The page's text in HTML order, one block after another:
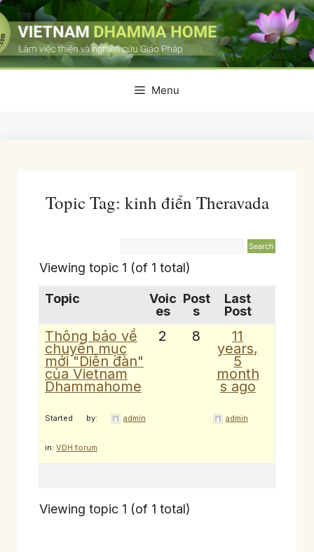
Skip
to
content
Menu
Topic Tag: kinh điển Theravada
Viewing topic 1 (of 1 total)
Topic
Voic
es
Post
s
Last
Post
Thông báo về
chuyên mục
mới "Diễn đàn"
của Vietnam
Dhammahome
Started by: admin
in: VDH forum
2 8 11
years,
5
month
s ago
admin
Viewing topic 1 (of 1 total)